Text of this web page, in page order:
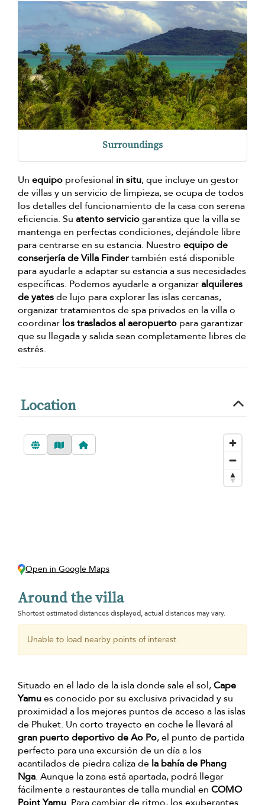
Surroundings
Un equipo profesional in situ, que incluye un gestor
de villas y un servicio de limpieza, se ocupa de todos
los detalles del funcionamiento de la casa con serena
eficiencia. Su atento serviciogarantiza que la villa se
mantenga en perfectas condiciones, dejándole libre
para centrarse en su estancia. Nuestro equipo de
conserjería de Villa Findertambién está disponible
para ayudarle a adaptar su estancia a sus necesidades
específicas. Podemos ayudarle a organizaralquileres
de yatesde lujo para explorar las islas cercanas,
organizar tratamientos de spa privados en la villa o
coordinar los traslados al aeropuerto para garantizar
que su llegada y salida sean completamente libres de
estrés.
Location
Open in Google Maps
Around the villa
Shortest estimated distances displayed, actual distances may vary.
Unable to load nearby points of interest.
Situado en el lado de la isla donde sale el sol,Cape
Yamues conocido por su exclusiva privacidad y su
proximidad a los mejores puntos de acceso a las islas
de Phuket. Un corto trayecto en coche le llevará al
gran puerto deportivo de Ao Po, el punto de partida
perfecto para una excursión de un día a los
acantilados de piedra caliza de la bahía de Phang
Nga. Aunque la zona está apartada, podrá llegar
fácilmente a restaurantes de talla mundial en COMO